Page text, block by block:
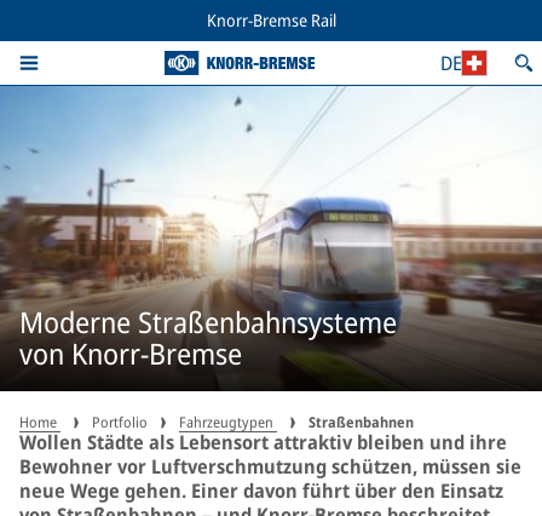
Knorr-Bremse Rail
DE
Moderne Straßenbahnsysteme
von Knorr-Bremse
Home Portfolio Fahrzeugtypen Straßenbahnen
Wollen Städte als Lebensort attraktiv bleiben und ihre
Bewohner vor Luftverschmutzung schützen, müssen sie
neue Wege gehen. Einer davon führt über den Einsatz